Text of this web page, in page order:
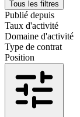
Tous les filtres
Publié depuis
Taux d'activité
Domaine d'activité
Type de contrat
Position